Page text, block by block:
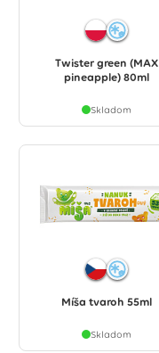
Twister green (MAX
pineapple) 80ml
Skladom
Míša tvaroh 55ml
Skladom